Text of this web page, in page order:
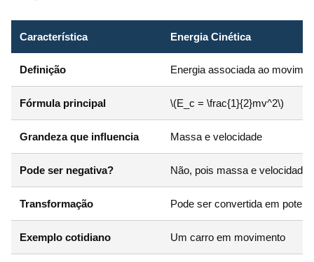
Característica Energia Cinética
Definição Energia associada ao
Fórmula principal \(E_c = \frac{1}{2}mv^2\)
Grandeza que influencia Massa e velocidade
Pode ser negativa? Não, pois massa e velocidade
Transformação Pode ser convertida em
Exemplo cotidiano Um carro em movimento